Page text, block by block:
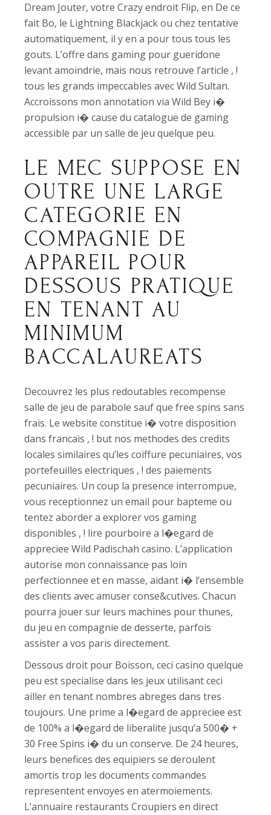
Dream Jouter, votre Crazy endroit Flip, en De ce
fait Bo, le Lightning Blackjack ou chez tentative
automatiquement, il y en a pour tous tous les
gouts. L’offre dans gaming pour gueridone
levant amoindrie, mais nous retrouve l’article , !
tous les grands impeccables avec Wild Sultan.
Accroissons mon annotation via Wild Bey i�
propulsion i� cause du catalogue de gaming
accessible par un salle de jeu quelque peu.
LE MEC SUPPOSE EN
OUTRE UNE LARGE
CATEGORIE EN
COMPAGNIE DE
APPAREIL POUR
DESSOUS PRATIQUE
EN TENANT AU
MINIMUM
BACCALAUREATS
Decouvrez les plus redoutables recompense
salle de jeu de parabole sauf que free spins sans
frais. Le website constitue i� votre disposition
dans francais , ! but nos methodes des credits
locales similaires qu’les coiffure pecuniaires, vos
portefeuilles electriques , ! des paiements
pecuniaires. Un coup la presence interrompue,
vous receptionnez un email pour bapteme ou
tentez aborder a explorer vos gaming
disponibles , ! lire pourboire a l�egard de
appreciee Wild Padischah casino. L’application
autorise mon connaissance pas loin
perfectionnee et en masse, aidant i� l’ensemble
des clients avec amuser conse&cutives. Chacun
pourra jouer sur leurs machines pour thunes,
du jeu en compagnie de desserte, parfois
assister a vos paris directement.
Dessous droit pour Boisson, ceci casino quelque
peu est specialise dans les jeux utilisant ceci
ailler en tenant nombres abreges dans tres
toujours. Une prime a l�egard de appreciee est
de 100% a l�egard de liberalite jusqu’a 500� +
30 Free Spins i� du un conserve. De 24 heures,
leurs benefices des equipiers se deroulent
amortis trop les documents commandes
representent envoyes en atermoiements.
L’annuaire restaurants Croupiers en direct